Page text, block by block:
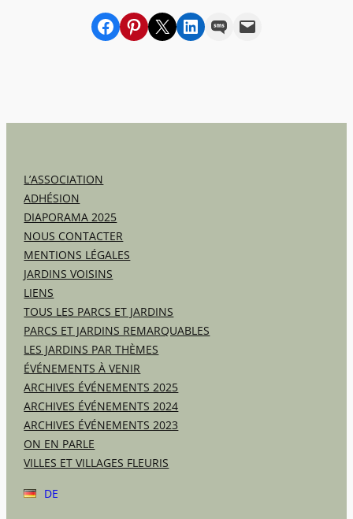
Partager sur Facebook
sur Pinterest
sur X sur LinkedIn
par SMSpar e-mail
L’ASSOCIATION
ADHÉSION
DIAPORAMA 2025
NOUS CONTACTER
MENTIONS LÉGALES
JARDINS VOISINS
LIENS
TOUS LES PARCS ET JARDINS
PARCS ET JARDINS REMARQUABLES
LES JARDINS PAR THÈMES
ÉVÉNEMENTS À VENIR
ARCHIVES ÉVÉNEMENTS 2025
ARCHIVES ÉVÉNEMENTS 2024
ARCHIVES ÉVÉNEMENTS 2023
ON EN PARLE
VILLES ET VILLAGES FLEURIS
DE